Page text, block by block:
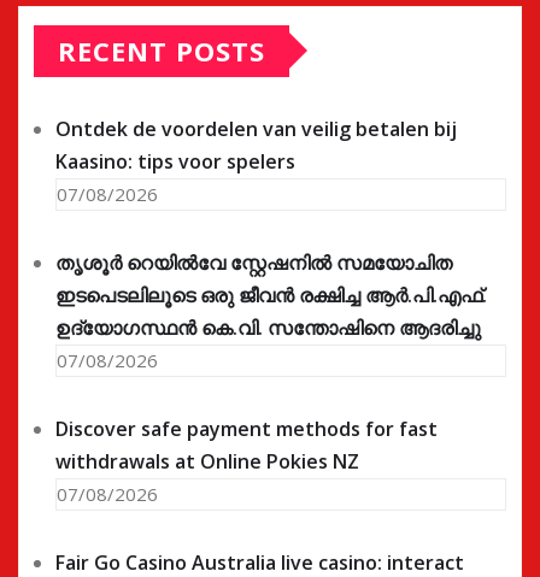
RECENT POSTS
Ontdek de voordelen van veilig betalen bij
Kaasino: tips voor spelers
07/08/2026
തൃശൂർ റെയിൽവേ സ്റ്റേഷനിൽ സമയോചിത
ഇടപെടലിലൂടെ ഒരു ജീവൻ രക്ഷിച്ച ആർ.പി.എഫ്.
ഉദ്യോഗസ്ഥൻ കെ.വി. സന്തോഷിനെ ആദരിച്ചു
07/08/2026
Discover safe payment methods for fast
withdrawals at Online Pokies NZ
07/08/2026
Fair Go Casino Australia live casino: interact